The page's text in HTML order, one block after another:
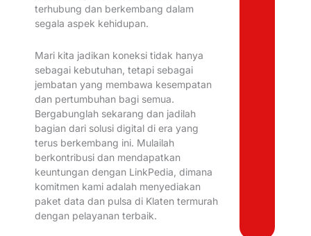
terhubung dan berkembang dalam
segala aspek kehidupan.
Mari kita jadikan koneksi tidak hanya
sebagai kebutuhan, tetapi sebagai
jembatan yang membawa kesempatan
dan pertumbuhan bagi semua.
Bergabunglah sekarang dan jadilah
bagian dari solusi digital di era yang
terus berkembang ini. Mulailah
berkontribusi dan mendapatkan
keuntungan dengan LinkPedia, dimana
komitmen kami adalah menyediakan
paket data dan pulsa di Klaten termurah
dengan pelayanan terbaik.